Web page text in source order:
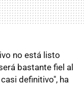
no está listo
bastante fiel al
definitivo", ha